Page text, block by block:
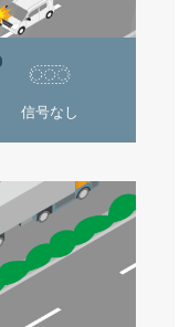
信号なし